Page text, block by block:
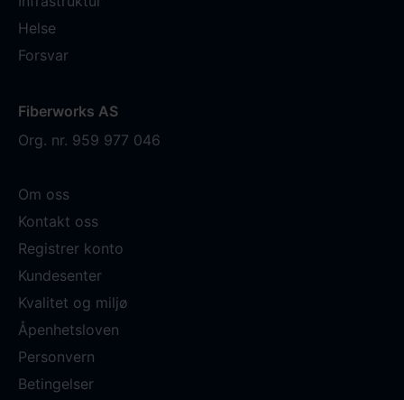
Helse
Forsvar
Fiberworks AS
Org. nr. 959 977 046
Om oss
Kontakt oss
Registrer konto
Kundesenter
Kvalitet og miljø
Åpenhetsloven
Personvern
Betingelser